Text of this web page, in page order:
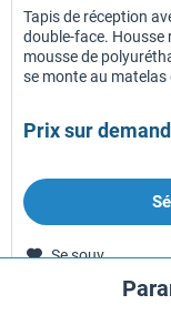
Tapis de réception
double-face. Housse
mousse de
se monte au matelas
Prix sur
Se souv.
Fonctionnels